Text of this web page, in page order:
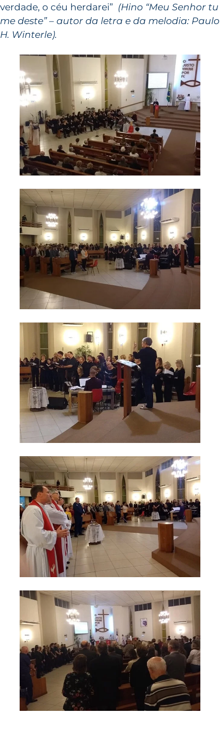
verdade, o céu herdarei” (Hino “Meu Senhor tu
me deste” – autor da letra e da melodia: Paulo
H. Winterle).